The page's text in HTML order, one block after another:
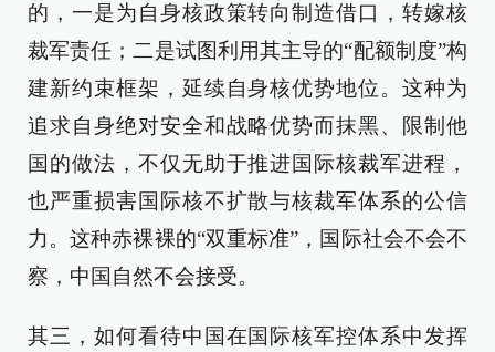
的，一是为自身核政策转向制造借口，转嫁核
裁军责任；二是试图利用其主导的“配额制度”构
建新约束框架，延续自身核优势地位。这种为
追求自身绝对安全和战略优势而抹黑、限制他
国的做法，不仅无助于推进国际核裁军进程，
也严重损害国际核不扩散与核裁军体系的公信
力。这种赤裸裸的“双重标准”，国际社会不会不
察，中国自然不会接受。
其三，如何看待中国在国际核军控体系中发挥